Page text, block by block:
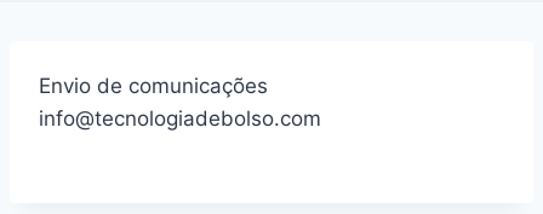
Envio de comunicações
info@tecnologiadebolso.com